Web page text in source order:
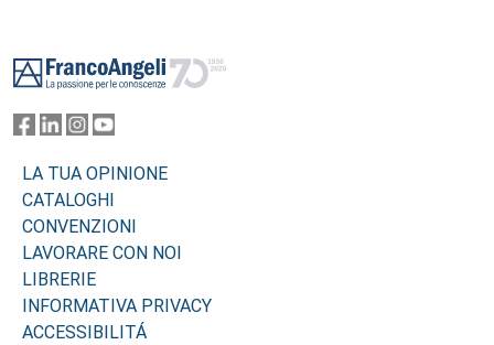
LA TUA OPINIONE
CATALOGHI
CONVENZIONI
LAVORARE CON NOI
LIBRERIE
INFORMATIVA PRIVACY
ACCESSIBILITÁ